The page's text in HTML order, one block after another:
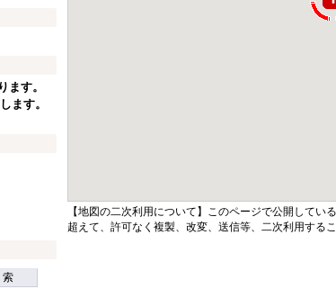
ます。
ます。
【地図の二次利用について】このページで公開して
超えて、許可なく複製、改変、送信等、二次利用する